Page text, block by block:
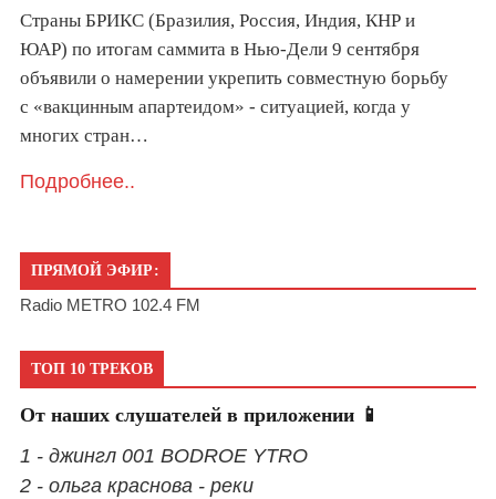
Страны БРИКС (Бразилия, Россия, Индия, КНР и
ЮАР) по итогам саммита в Нью-Дели 9 сентября
объявили о намерении укрепить совместную борьбу
с «вакцинным апартеидом» - ситуацией, когда у
многих стран…
Подробнее..
ПРЯМОЙ ЭФИР:
Radio METRO 102.4 FM
ТОП 10 ТРЕКОВ
От наших слушателей в приложении 📱
1 - джингл 001 BODROE YTRO
2 - ольга краснова - реки